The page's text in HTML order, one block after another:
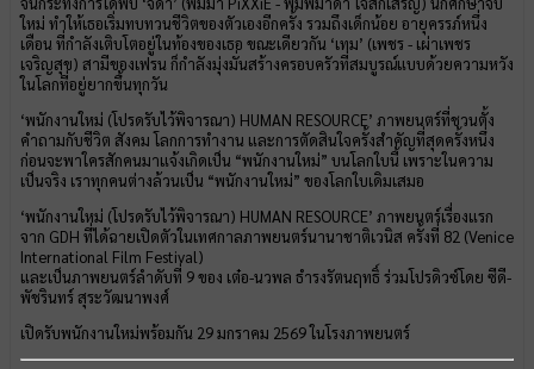
ใหม่ ทำให้เธอเริ่มทบทวนชีวิตของตัวเองอีกครั้ง รวมถึงเด็กน้อย อายุครรภ์หนึ่ง
เดือน ที่กำลังเติบโตอยู่ในท้องของเธอ ขณะเดียวกัน ‘เทม’ (เพชร - เผ่าเพชร
เจริญสุข) สามีของเฟรน ก็กำลังมุ่งมั่นสร้างครอบครัวที่สมบูรณ์แบบด้วยความหวัง
ในโลกที่อยู่ยากขึ้นทุกวัน
‘พนักงานใหม่ (โปรดรับไว้พิจารณา) HUMAN RESOURCE’ ภาพยนตร์ที่ชวนตั้ง
คำถามกับชีวิต สังคม โลกการทำงาน และการตัดสินใจครั้งสำคัญที่สุดครั้งหนึ่ง
ก่อนจะพาใครสักคนมาแจ้งเกิดเป็น “พนักงานใหม่” บนโลกใบนี้ เพราะในความ
เป็นจริง เราทุกคนต่างล้วนเป็น “พนักงานใหม่” ของโลกใบเดิมเสมอ
‘พนักงานใหม่ (โปรดรับไว้พิจารณา) HUMAN RESOURCE’ ภาพยนตร์เรื่องแรก
จาก GDH ที่ได้ฉายเปิดตัวในเทศกาลภาพยนตร์นานาชาติเวนิส ครั้งที่ 82 (Venice
International Film Festival)
และเป็นภาพยนตร์ลำดับที่ 9 ของ เต๋อ-นวพล ธำรงรัตนฤทธิ์ ร่วมโปรดิวซ์โดย ซีดี-
พัชรินทร์ สุระวัฒนาพงศ์
เปิดรับพนักงานใหม่พร้อมกัน 29 มกราคม 2569 ในโรงภาพยนตร์